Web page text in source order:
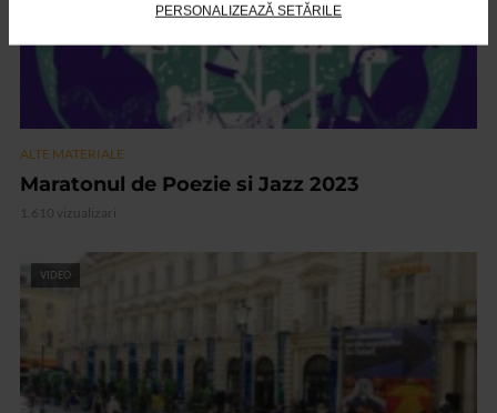
PERSONALIZEAZĂ SETĂRILE
ALTE MATERIALE
Maratonul de Poezie si Jazz 2023
1.610 vizualizari
VIDEO